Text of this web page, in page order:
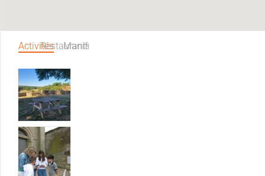
ActivitésRestaurantsManifestations